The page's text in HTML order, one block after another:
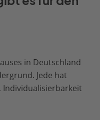
in Deutschland
Jede hat
Individualisierbarkeit